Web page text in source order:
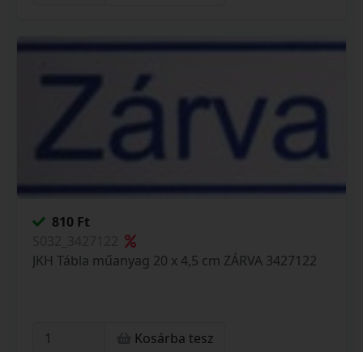
810 Ft
JKH Tábla műanyag 20 x 4,5 cm ZÁRVA 3427122
Kosárba tesz